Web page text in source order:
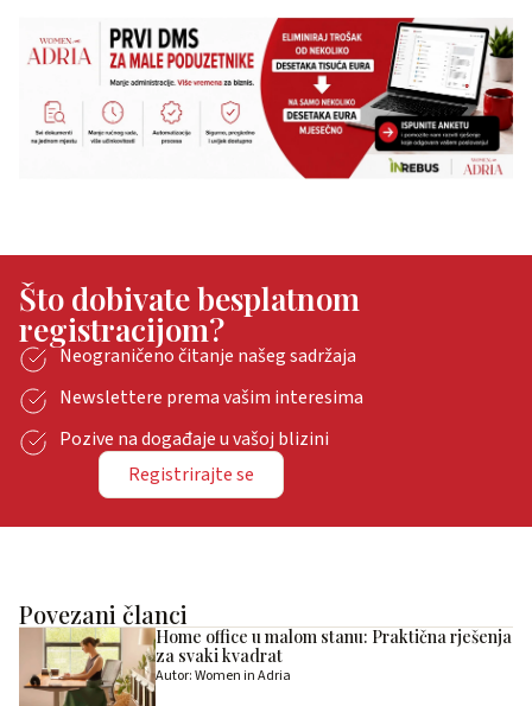
Što dobivate besplatnom
registracijom?
Neograničeno čitanje našeg sadržaja
Newslettere prema vašim interesima
Pozive na događaje u vašoj blizini
Registrirajte se
Povezani članci
Home office u malom stanu: Praktična rješenja
za svaki kvadrat
Autor: Women in Adria